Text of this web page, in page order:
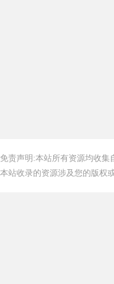
免责声明:本站所有资源均收
本站收录的资源涉及您的版权